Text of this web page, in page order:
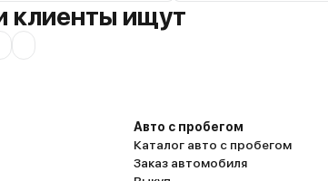
клиенты ищут
Авто с пробегом
Каталог авто с пробегом
Заказ автомобиля